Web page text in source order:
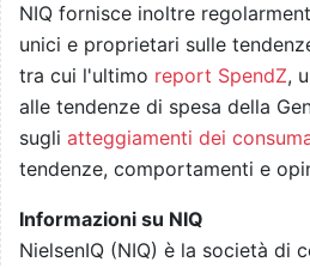
NIQ fornisce inoltre
unici e proprietari sulle
tra cui l'ultimo report SpendZ,
alle tendenze di spesa della
sugli atteggiamenti dei
tendenze, comportamenti e
Informazioni su NIQ
NielsenIQ (NIQ) è la società di